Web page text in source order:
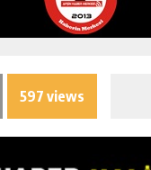
597 views